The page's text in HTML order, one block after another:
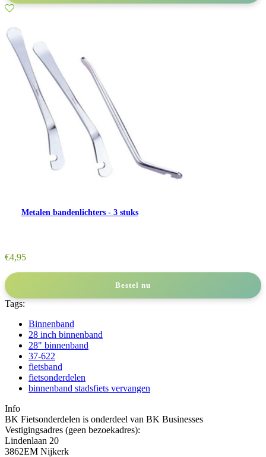
Metalen bandenlichters - 3 stuks
€4,95
Bestel nu
Tags:
Binnenband
28 inch binnenband
28" binnenband
37-622
fietsband
fietsonderdelen
binnenband stadsfiets vervangen
Info
BK Fietsonderdelen is onderdeel van BK Businesses
Vestigingsadres (geen bezoekadres):
Lindenlaan 20
3862EM Nijkerk